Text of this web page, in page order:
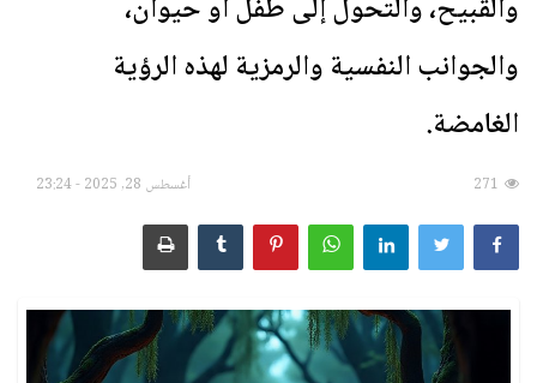
الطبيعة وأحوالها
الطَّعام والشَّراب
الأشياء والمقتنيات
الإنسان بأحواله وصفاته
والقبيح، والتحول إلى طفل أو حيوان،
والجوانب النفسية والرمزية لهذه الرؤية
الغامضة.
أغسطس 28, 2025 - 23:24 271